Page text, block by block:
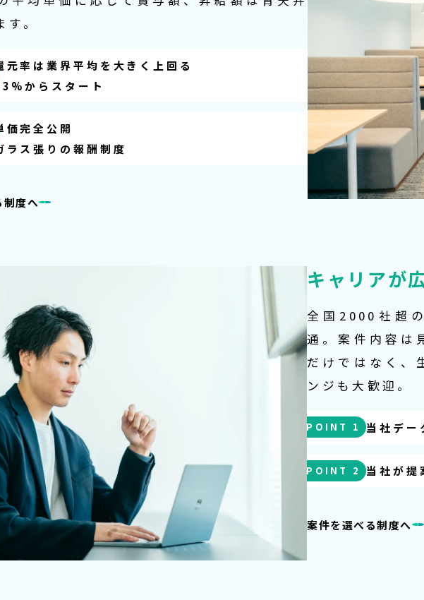
。
元率は業界平均を大きく上回る
からスタート
価完全公開
ラス張りの報酬制度
制度へ
キャリアが
全国2000社超
通。案件内容は
だけではなく、
ンジも大歓迎。
POINT 1 当社デー
POINT 2 当社が提
案件を選べる制度へ